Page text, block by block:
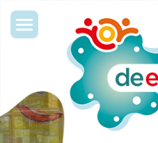
Toggle
navigation